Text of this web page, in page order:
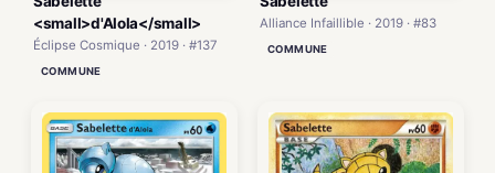
<small>d'Alola</small>
Éclipse Cosmique · 2019 · #137
COMMUNE
Alliance Infaillible · 2019 · #83
COMMUNE